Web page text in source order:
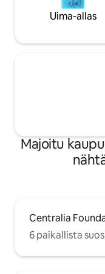
Uima-allas
Majoitu
Centralia
6 paikallista